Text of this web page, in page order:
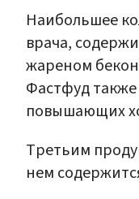
Наибольшее
врача,
жареном
Фастфуд также
повышающих
Третьим
нем